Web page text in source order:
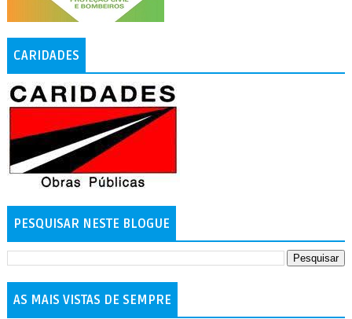
CARIDADES
PESQUISAR NESTE BLOGUE
AS MAIS VISTAS DE SEMPRE